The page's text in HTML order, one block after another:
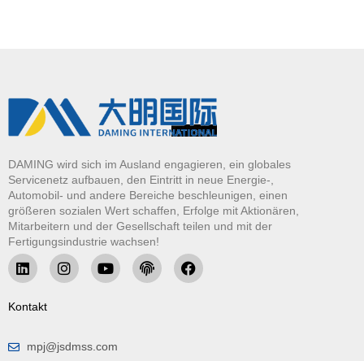
DAMING wird sich im Ausland engagieren, ein globales
Servicenetz aufbauen, den Eintritt in neue Energie-,
Automobil- und andere Bereiche beschleunigen, einen
größeren sozialen Wert schaffen, Erfolge mit Aktionären,
Mitarbeitern und der Gesellschaft teilen und mit der
Fertigungsindustrie wachsen!
Kontakt
mpj@jsdmss.com